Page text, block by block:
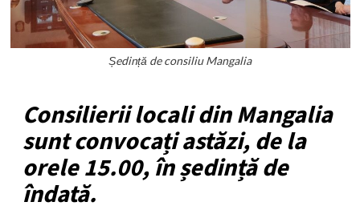
Ședință de consiliu Mangalia
Consilierii locali din Mangalia
sunt convocați astăzi, de la
orele 15.00, în ședință de
îndată.